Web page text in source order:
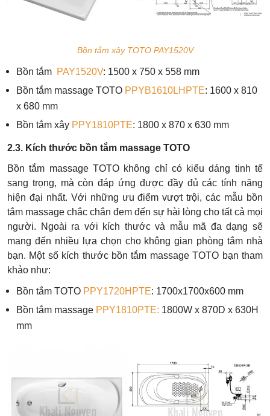
Bồn tắm xây TOTO PAY1520V
Bồn tắm PAY1520V: 1500 x 750 x 558 mm
Bồn tắm massage TOTO PPYB1610LHPTE: 1600 x 810
x 680 mm
Bồn tắm xây PPY1810PTE: 1800 x 870 x 630 mm
2.3. Kích thước bồn tắm massage TOTO
Bồn tắm massage TOTO không chỉ có kiểu dáng tinh tế
sang trọng, mà còn đáp ứng được đầy đủ các tính năng
hiện đại nhất. Với những ưu điểm vượt trội, các mẫu bồn
tắm massage chắc chắn đem đến sự hài lòng cho tất cả mọi
người. Ngoài ra với kích thước và mẫu mã đa dạng sẽ
mang đến nhiều lựa chọn cho không gian phòng tắm nhà
bạn. Một số kích thước bồn tắm massage TOTO bạn tham
khảo như:
Bồn tắm TOTO PPY1720HPTE: 1700x1700x600 mm
Bồn tắm massage PPY1810PTE: 1800W x 870D x 630H
mm